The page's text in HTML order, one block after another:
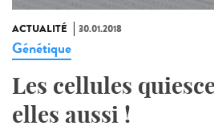
ACTUALITÉ 30.01.2018
Génétique
Les cellules
elles aussi !